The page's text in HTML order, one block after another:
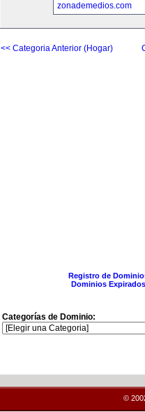
zonademedios.com
<< Categoria Anterior (Hogar)
Registro de
Dominios Expirados
Categorías de Dominio:
©